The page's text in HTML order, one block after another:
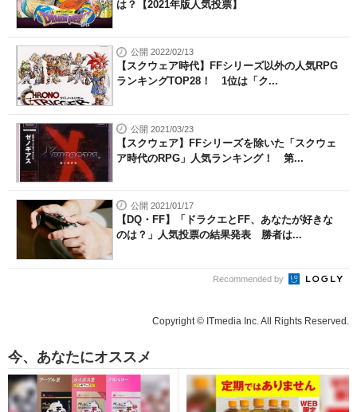
は？【2021年版人気投票】
公開 2022/02/13
【スクウェア時代】FFシリーズ以外の人気RPG
ランキングTOP28！ 1位は「ク...
公開 2021/03/23
【スクウェア】FFシリーズを除いた「スクウェ
ア時代のRPG」人気ランキング！ 第...
公開 2021/01/17
【DQ・FF】「ドラクエとFF、あなたが好きな
のは？」人気投票の結果発表 勝者は...
Recommended by
Copyright © ITmedia Inc. All Rights Reserved.
今、あなたにオススメ